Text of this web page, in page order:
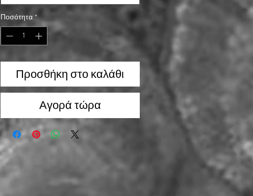
Ποσότητα *
Προσθήκη στο καλάθι
Αγορά τώρα